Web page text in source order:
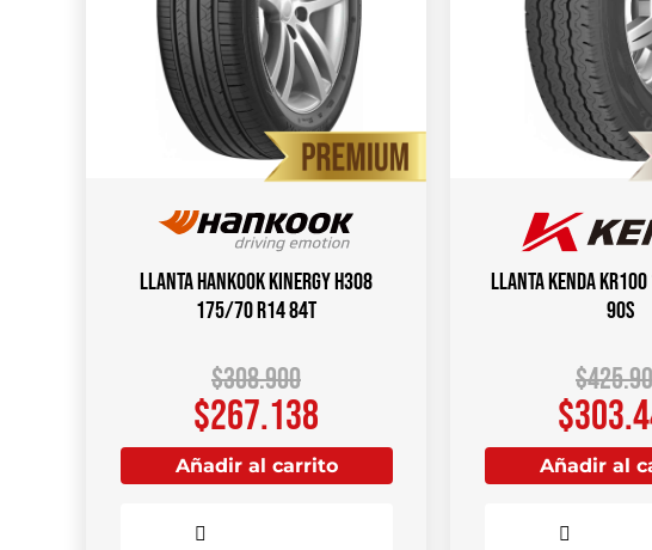
Llanta HANKOOK Kinergy H308
175/70 R14 84T
$308.900
$267.138
Añadir al carrito
Llanta KENDA
90S
$
$
Añadir al